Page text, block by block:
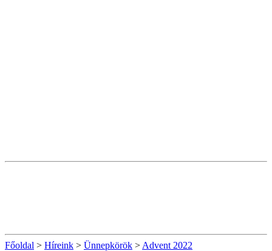
Főoldal > Híreink > Ünnepkörök > Advent 2022